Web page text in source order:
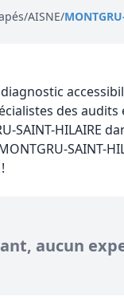
Diagnostic
/AISNE/
des
SAINT-HILAIRE
SAINT-
aucun